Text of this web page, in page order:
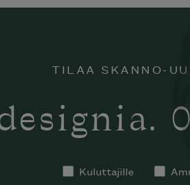
TILAA SKANNO-
Kuluttajille